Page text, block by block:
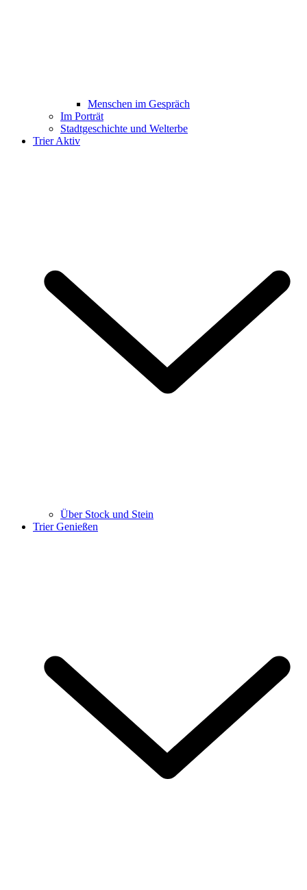
Menschen im Gespräch
Im Porträt
Stadtgeschichte und Welterbe
Trier Aktiv
Über Stock und Stein
Trier Genießen